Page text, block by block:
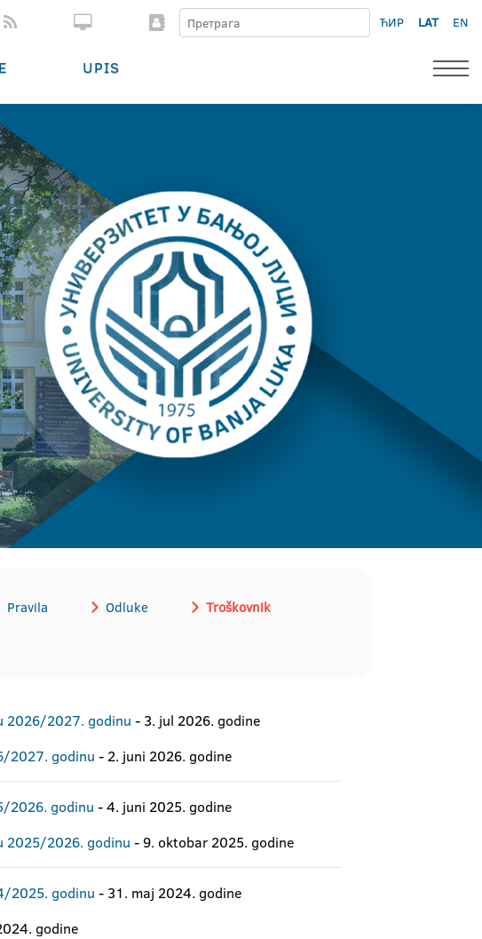
ЋИР LAT EN
UPIS
Pravila Odluke Troškovnik
2026/2027. godinu - 3. jul 2026. godine
2027. godinu - 2. juni 2026. godine
2026. godinu - 4. juni 2025. godine
2025/2026. godinu - 9. oktobar 2025. godine
2025. godinu - 31. maj 2024. godine
godine